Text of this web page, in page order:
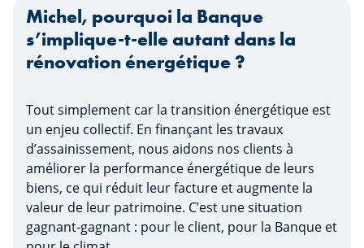
Michel, pourquoi la Banque
s’implique-t-elle autant dans la
rénovation énergétique ?
Tout simplement car la transition énergétique est
un enjeu collectif. En finançant les travaux
d’assainissement, nous aidons nos clients à
améliorer la performance énergétique de leurs
biens, ce qui réduit leur facture et augmente la
valeur de leur patrimoine. C’est une situation
gagnant-gagnant : pour le client, pour la Banque et